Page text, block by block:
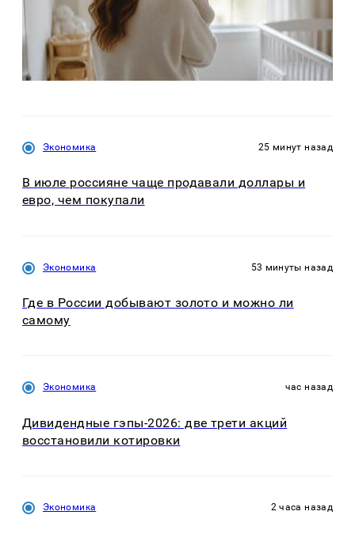
Экономика 25 минут назад
В июле россияне чаще продавали доллары и
евро, чем покупали
Экономика 53 минуты назад
Где в России добывают золото и можно ли
самому
Экономика час назад
Дивидендные гэпы-2026: две трети акций
восстановили котировки
Экономика 2 часа назад